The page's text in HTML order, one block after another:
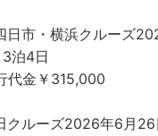
日市・横浜クルーズ
泊4日
代金￥315,000
クルーズ2026年6月